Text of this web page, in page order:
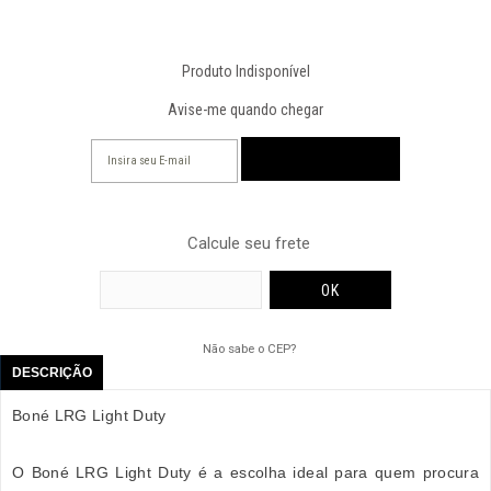
Produto Indisponível
Avise-me quando chegar
Calcule seu frete
Não sabe o CEP?
DESCRIÇÃO
Boné LRG Light Duty
O Boné LRG Light Duty é a escolha ideal para quem procura